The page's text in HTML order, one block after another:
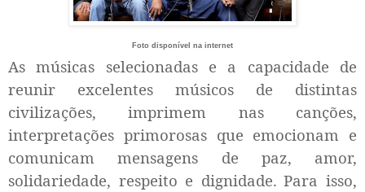
Foto disponível na internet
As músicas selecionadas e a capacidade de
reunir excelentes músicos de distintas
civilizações, imprimem nas canções,
interpretações primorosas que emocionam e
comunicam mensagens de paz, amor,
solidariedade, respeito e dignidade. Para isso,